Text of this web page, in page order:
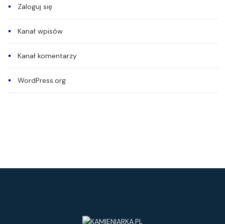
Zaloguj się
Kanał wpisów
Kanał komentarzy
WordPress.org